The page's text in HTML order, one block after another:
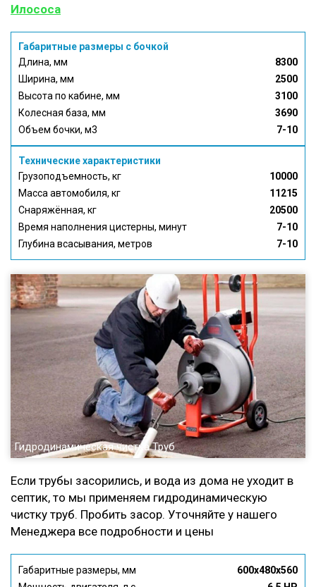
Илососа
Габаритные размеры с бочкой
Длина, мм
8300
Ширина, мм
2500
Высота по кабине, мм
3100
Колесная база, мм
3690
Объем бочки, м3
7-10
Технические характеристики
Грузоподъемность, кг
10000
Масса автомобиля, кг
11215
Снаряжённая, кг
20500
Время наполнения цистерны, минут
7-10
Глубина всасывания, метров
7-10
Гидродинамическая чистка Труб
Если трубы засорились, и вода из дома не уходит в
септик, то мы применяем гидродинамическую
чистку труб. Пробить засор. Уточняйте у нашего
Менеджера все подробности и цены
Габаритные размеры, мм
600x480x560